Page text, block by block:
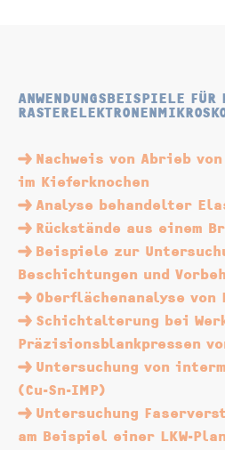
ANWENDUNGSBEISPIELE FÜR
Nachweis von Abrieb
im Kieferknochen
Analyse behandelter
Rückstände aus einem
Beispiele zur
Beschichtungen und
Oberflächenanalyse
Schichtalterung bei
Präzisionsblankpressen
Untersuchung von
(Cu-Sn-IMP)
Untersuchung
am Beispiel einer LKW-